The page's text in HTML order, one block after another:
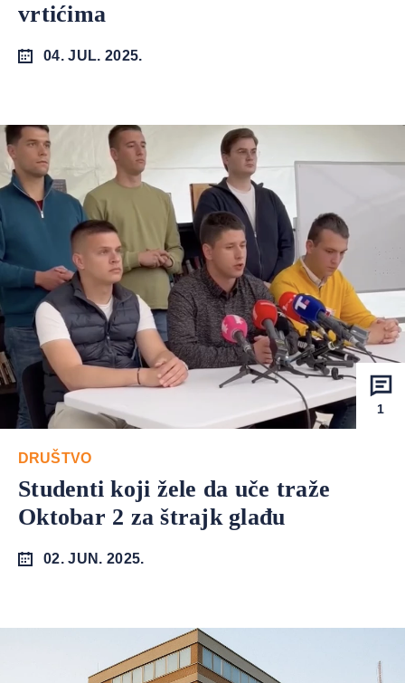
vrtićima
04. JUL. 2025.
1
DRUŠTVO
Studenti koji žele da uče traže
Oktobar 2 za štrajk glađu
02. JUN. 2025.